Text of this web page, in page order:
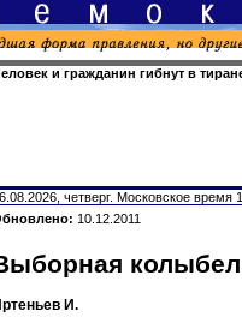
и гражданин гибнут в
четверг. Московское время
10.12.2011
И.